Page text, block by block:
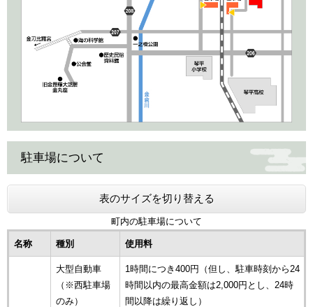
駐車場について
表のサイズを切り替える
町内の駐車場について
名称 種別 使用料
大型自動車
（※西駐車場
のみ）
1時間につき400円（但し、駐車時刻から24
時間以内の最高金額は2,000円とし、24時
間以降は繰り返し）